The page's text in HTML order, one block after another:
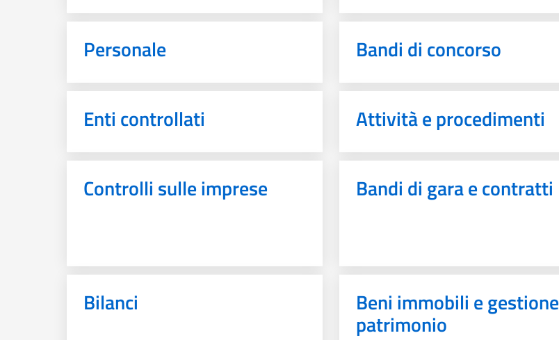
Personale Bandi di concorso
Enti controllati Attività e procedimenti
Controlli sulle imprese Bandi di gara e contratti
Bilanci Beni immobili e gestione
patrimonio